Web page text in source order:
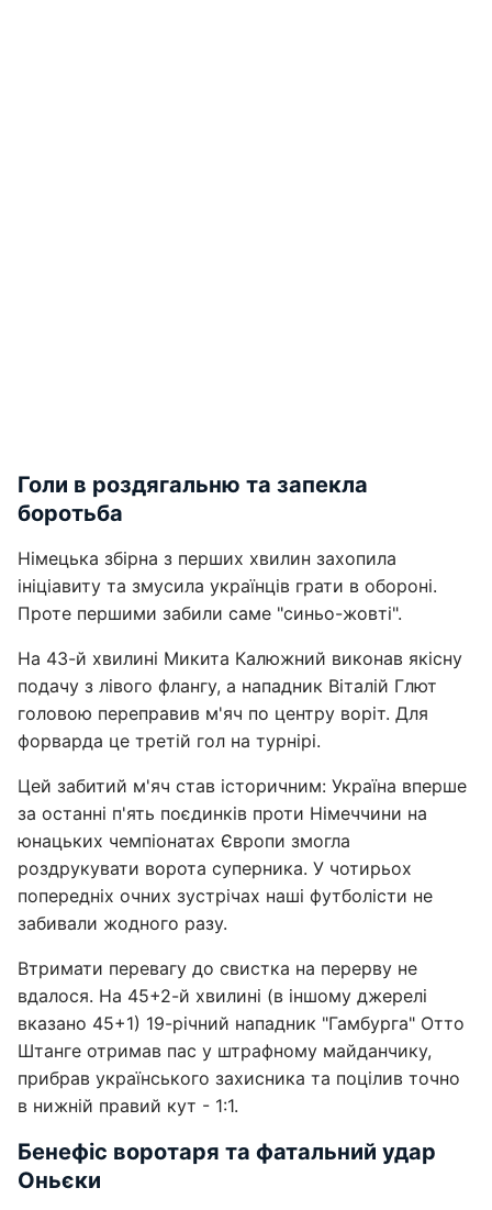
Голи в роздягальню та запекла
боротьба
Німецька збірна з перших хвилин захопила
ініціавиту та змусила українців грати в обороні.
Проте першими забили саме "синьо-жовті".
На 43-й хвилині Микита Калюжний виконав якісну
подачу з лівого флангу, а нападник Віталій Глют
головою переправив м'яч по центру воріт. Для
форварда це третій гол на турнірі.
Цей забитий м'яч став історичним: Україна вперше
за останні п'ять поєдинків проти Німеччини на
юнацьких чемпіонатах Європи змогла
роздрукувати ворота суперника. У чотирьох
попередніх очних зустрічах наші футболісти не
забивали жодного разу.
Втримати перевагу до свистка на перерву не
вдалося. На 45+2-й хвилині (в іншому джерелі
вказано 45+1) 19-річний нападник "Гамбурга" Отто
Штанге отримав пас у штрафному майданчику,
прибрав українського захисника та поцілив точно
в нижній правий кут - 1:1.
Бенефіс воротаря та фатальний удар
Оньєки